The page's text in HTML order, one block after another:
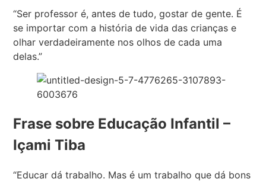
“Ser professor é, antes de tudo, gostar de gente. É
se importar com a história de vida das crianças e
olhar verdadeiramente nos olhos de cada uma
delas.”
Frase sobre Educação Infantil –
Içami Tiba
“Educar dá trabalho. Mas é um trabalho que dá bons